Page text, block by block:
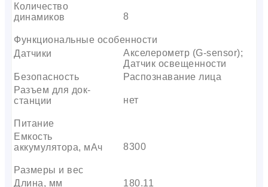
Количество
динамиков
8
Функциональные особенности
Датчики
Акселерометр (G-sensor);
Датчик освещенности
Безопасность
Распознавание лица
Разъем для док-
станции
нет
Питание
Емкость
аккумулятора, мАч
8300
Размеры и вес
Длина, мм
180.11